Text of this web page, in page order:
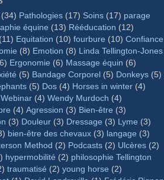
(34) Pathologies (17) Soins (17) parage
équine (13) Rééducation (12)
(11) Equitation (10) fourbure (10) Confiance
(8) Emotion (8) Linda Tellington-Jones
Ergonomie (6) Massage équin (6)
(5) Bandage Corporel (5) Donkeys (5)
(5) Dos (4) Horses in winter (4)
Webinar (4) Wendy Murdoch (4)
(4) Agression (3) Bien-être (3)
(3) Douleur (3) Dressage (3) Lyme (3)
bien-être des chevaux (3) langage (3)
Method (2) Podcasts (2) Ulcères (2)
hypermobilité (2) philosophie Tellington
traumatisé (2) young horse (2)